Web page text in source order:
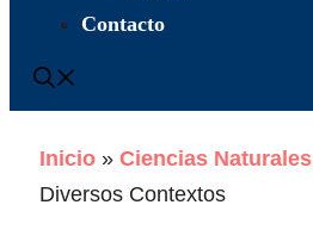
Contacto
Inicio » Ciencias Naturales
Diversos Contextos